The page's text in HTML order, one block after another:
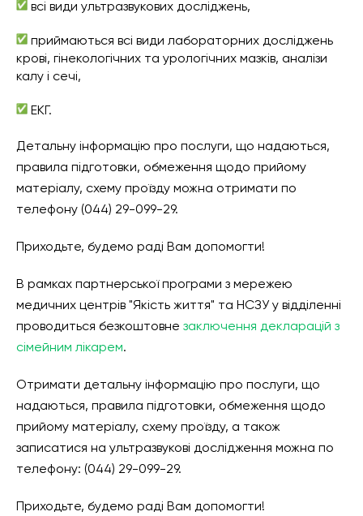
всі види ультразвукових досліджень,
приймаються всі види лабораторних досліджень
крові, гінекологічних та урологічних мазків, аналізи
калу і сечі,
ЕКГ.
Детальну інформацію про послуги, що надаються,
правила підготовки, обмеження щодо прийому
матеріалу, схему проїзду можна отримати по
телефону (044) 29-099-29.
Приходьте, будемо раді Вам допомогти!
В рамках партнерської програми з мережею
медичних центрів "Якість життя" та НСЗУ у відділенні
проводиться безкоштовне заключення декларацій з
сімейним лікарем.
Отримати детальну інформацію про послуги, що
надаються, правила підготовки, обмеження щодо
прийому матеріалу, схему проїзду, а також
записатися на ультразвукові дослідження можна по
телефону: (044) 29-099-29.
Приходьте, будемо раді Вам допомогти!